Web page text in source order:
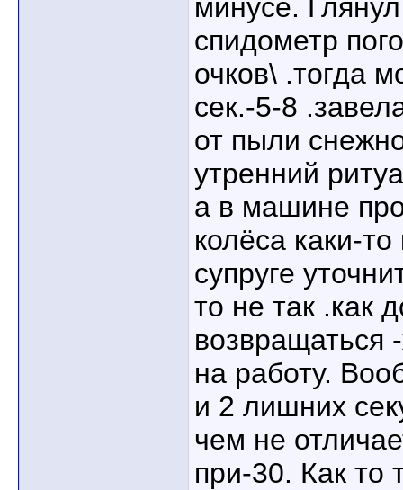
минусе.
спидометр
очков\ .тогда
сек.-5-8
от пыли
утренний
а в машине
колёса каки-
супруге
то не так .как
возвращаться
на работу.
и 2 лишних
чем не
при-30. Как то